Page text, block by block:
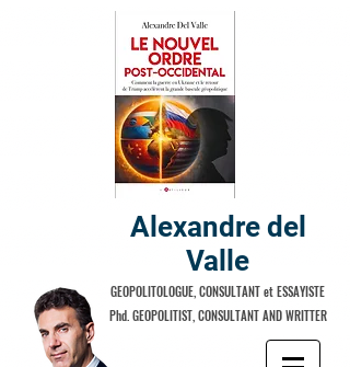
Alexandre del
Valle
GEOPOLITOLOGUE, CONSULTANT et ESSAYISTE
Phd. GEOPOLITIST, CONSULTANT AND WRITTER